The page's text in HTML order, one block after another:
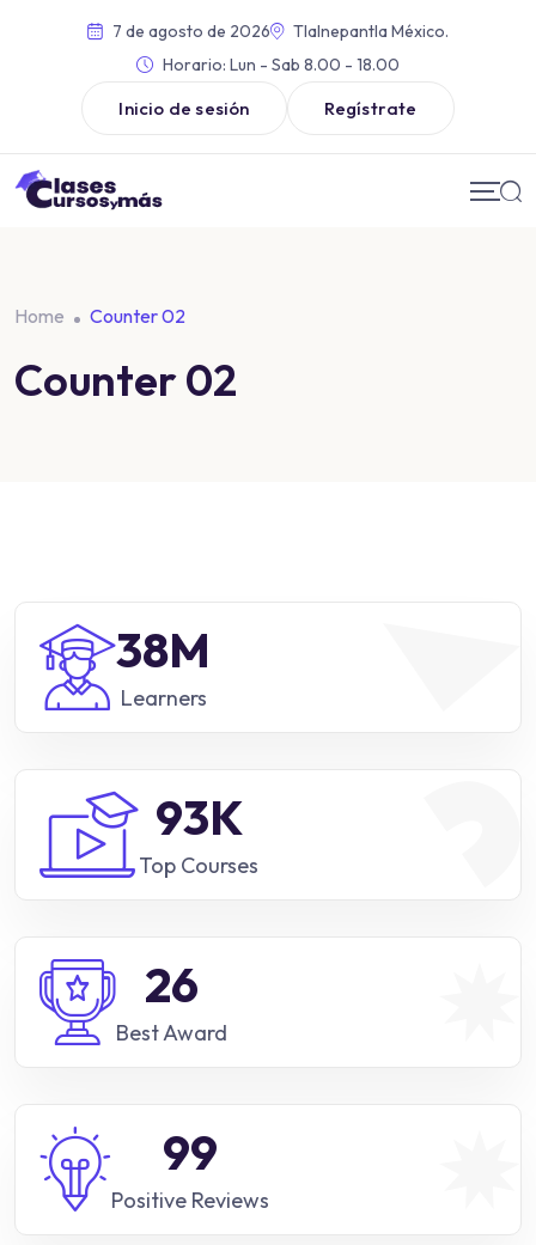
7 de agosto de 2026
Tlalnepantla México.
Horario: Lun - Sab 8.00 - 18.00
Inicio de sesión Regístrate
Home Counter 02
Counter 02
41M
Learners
98K
Top Courses
27
Best Award
99
Positive Reviews